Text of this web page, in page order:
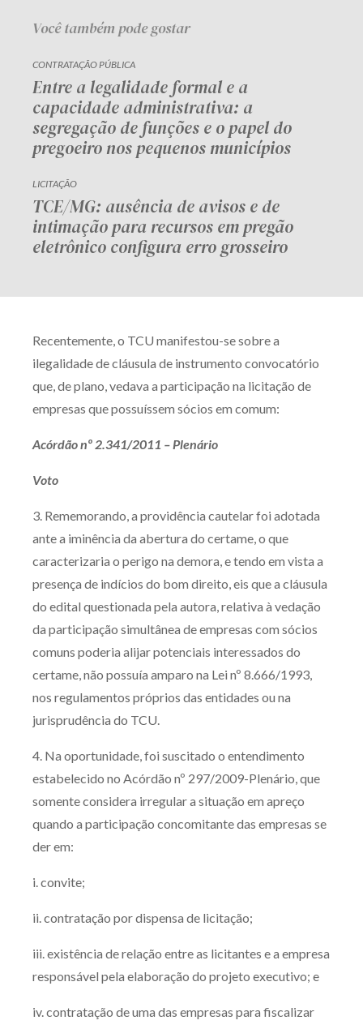
Você também pode gostar
CONTRATAÇÃO PÚBLICA
Entre a legalidade formal e a
capacidade administrativa: a
segregação de funções e o papel do
pregoeiro nos pequenos municípios
LICITAÇÃO
TCE/MG: ausência de avisos e de
intimação para recursos em pregão
eletrônico configura erro grosseiro
Recentemente, o TCU manifestou-se sobre a
ilegalidade de cláusula de instrumento convocatório
que, de plano, vedava a participação na licitação de
empresas que possuíssem sócios em comum:
Acórdão nº 2.341/2011 – Plenário
Voto
3. Rememorando, a providência cautelar foi adotada
ante a iminência da abertura do certame, o que
caracterizaria o perigo na demora, e tendo em vista a
presença de indícios do bom direito, eis que a cláusula
do edital questionada pela autora, relativa à vedação
da participação simultânea de empresas com sócios
comuns poderia alijar potenciais interessados do
certame, não possuía amparo na Lei nº 8.666/1993,
nos regulamentos próprios das entidades ou na
jurisprudência do TCU.
4. Na oportunidade, foi suscitado o entendimento
estabelecido no Acórdão nº 297/2009-Plenário, que
somente considera irregular a situação em apreço
quando a participação concomitante das empresas se
der em:
i. convite;
ii. contratação por dispensa de licitação;
iii. existência de relação entre as licitantes e a empresa
responsável pela elaboração do projeto executivo; e
iv. contratação de uma das empresas para fiscalizar